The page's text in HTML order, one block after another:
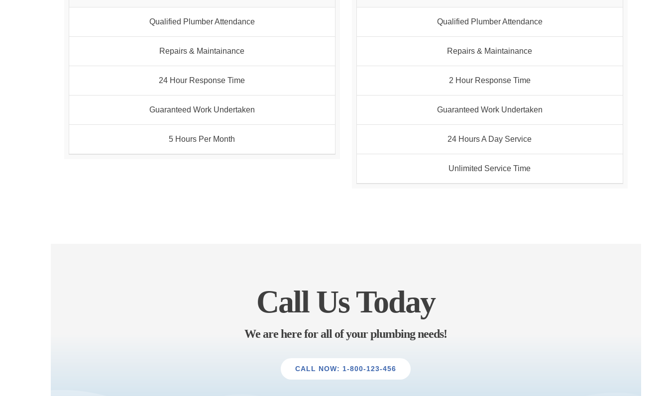
Qualified Plumber Attendance
Repairs & Maintainance
24 Hour Response Time
Guaranteed Work Undertaken
5 Hours Per Month
Qualified Plumber Attendance
Repairs & Maintainance
2 Hour Response Time
Guaranteed Work Undertaken
24 Hours A Day Service
Unlimited Service Time
Call Us Today
We are here for all of your plumbing needs!
CALL NOW: 1-800-123-456